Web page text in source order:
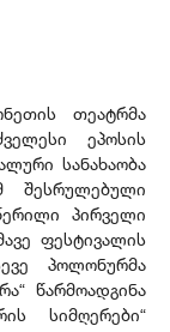
თეატრმა
ეპოსის
სანახაობა
შესრულებული
პირველი
ფესტივალის
პოლონურმა
წარმოადგინა
სიმღერები“